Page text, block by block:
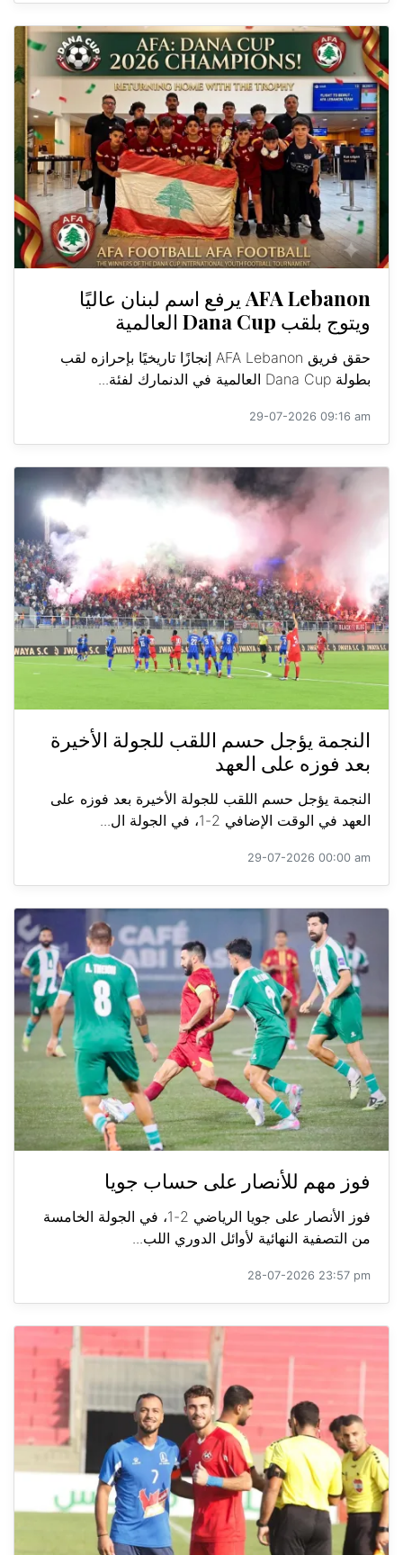
AFA Lebanon يرفع اسم لبنان عاليًا
ويتوج بلقب Dana Cup العالمية
حقق فريق AFA Lebanon إنجازًا تاريخيًا بإحرازه لقب
بطولة Dana Cup العالمية في الدنمارك لفئة...
29-07-2026 09:16 am
النجمة يؤجل حسم اللقب للجولة الأخيرة
بعد فوزه على العهد
النجمة يؤجل حسم اللقب للجولة الأخيرة بعد فوزه على
العهد في الوقت الإضافي 2-1، في الجولة ال...
29-07-2026 00:00 am
فوز مهم للأنصار على حساب جويا
فوز الأنصار على جويا الرياضي 2-1، في الجولة الخامسة
من التصفية النهائية لأوائل الدوري اللب...
28-07-2026 23:57 pm